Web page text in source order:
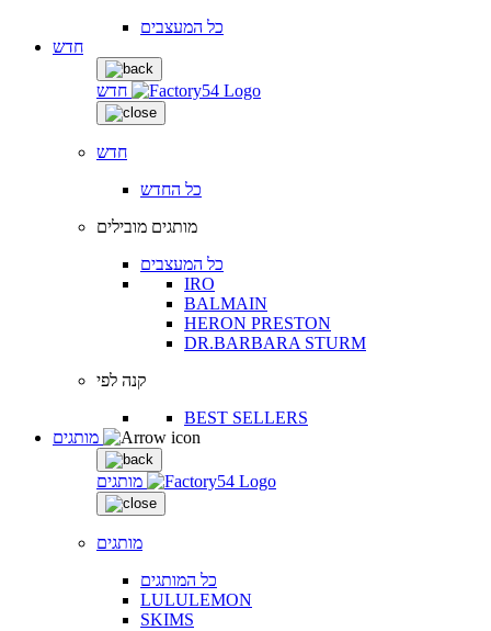
כל המעצבים
חדש
חדש
חדש
כל החדש
מותגים מובילים
כל המעצבים
IRO
BALMAIN
HERON PRESTON
DR.BARBARA STURM
קנה לפי
BEST SELLERS
מותגים
מותגים
כל המותגים
LULULEMON
SKIMS